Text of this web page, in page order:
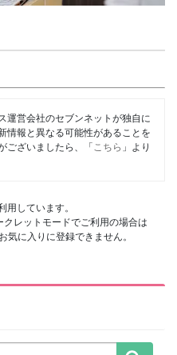
運営会社のセブンネットが独自に
情報と異なる可能性があることを
ございましたら、「 こちら 」より
用しています。
レットモードでご利用の場合は
に入りに登録できません。